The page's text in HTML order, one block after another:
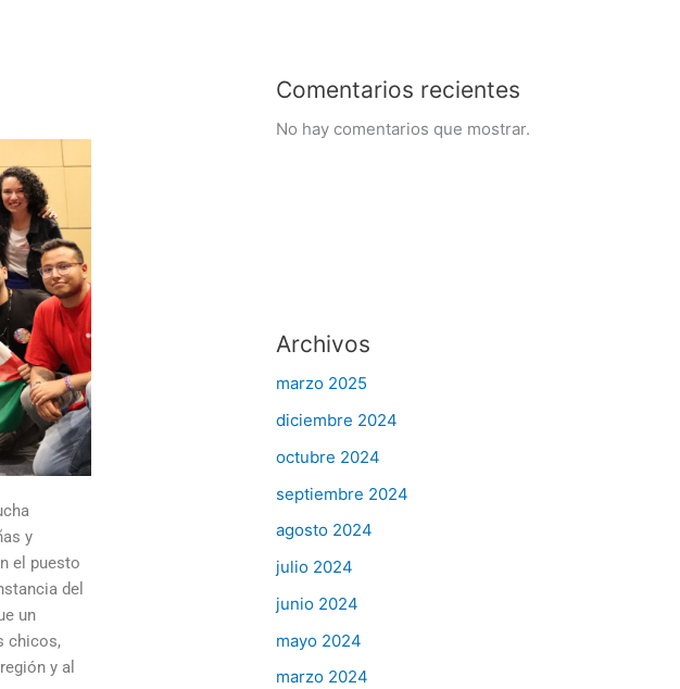
y
el puesto
del
un
chicos,
y al
Comentarios recientes
No hay comentarios que mostrar.
Archivos
marzo 2025
diciembre 2024
octubre 2024
septiembre 2024
agosto 2024
julio 2024
junio 2024
mayo 2024
marzo 2024